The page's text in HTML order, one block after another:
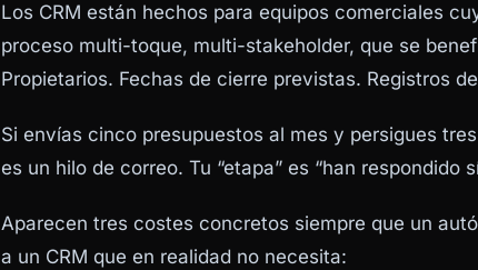
Los CRM están hechos para equipos comerciales
proceso multi-toque, multi-stakeholder, que se
Propietarios. Fechas de cierre previstas. Registros
Si envías cinco presupuestos al mes y persigues
es un hilo de correo. Tu “etapa” es “han respondido
Aparecen tres costes concretos siempre que un
a un CRM que en realidad no necesita: